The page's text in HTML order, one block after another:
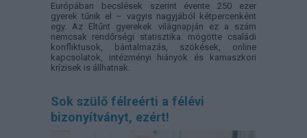
Európában becslések szerint évente 250 ezer
gyerek tűnik el – vagyis nagyjából kétpercenként
egy. Az Eltűnt gyerekek világnapján ez a szám
nemcsak rendőrségi statisztika: mögötte családi
konfliktusok, bántalmazás, szökések, online
kapcsolatok, intézményi hiányok és kamaszkori
krízisek is állhatnak.
Sok szülő félreérti a félévi
bizonyítványt, ezért!